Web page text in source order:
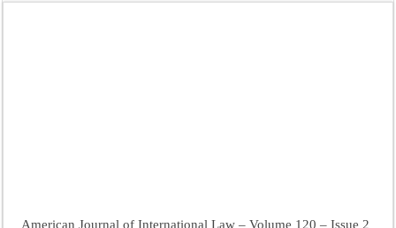
American Journal of International Law – Volume 120 – Issue 2